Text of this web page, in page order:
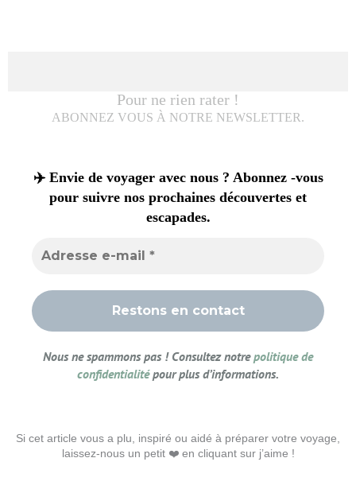
Pour ne rien rater !
ABONNEZ VOUS À NOTRE NEWSLETTER.
✈️ Envie de voyager avec nous ? Abonnez -vous
pour suivre nos prochaines découvertes et
escapades.
Nous ne spammons pas ! Consultez notrepolitique de
confidentialitépour plus d’informations.
Si cet article vous a plu, inspiré ou aidé à préparer votre voyage,
laissez-nous un petit ❤️ en cliquant sur j’aime !